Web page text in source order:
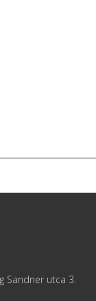
Sandner utca 3.